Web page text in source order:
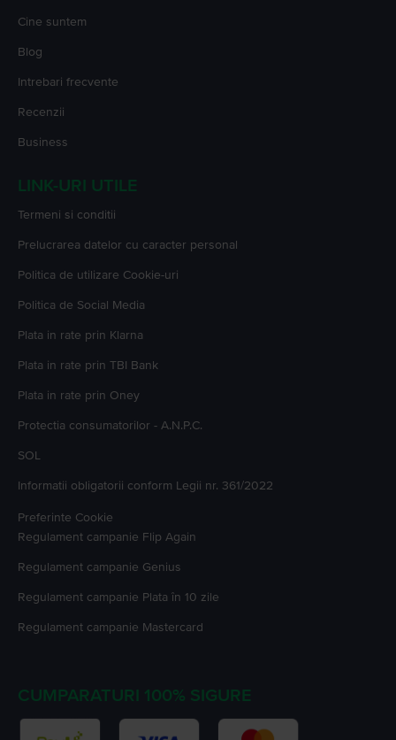
Cine suntem
Blog
Intrebari frecvente
Recenzii
Business
LINK-URI UTILE
Termeni si conditii
Prelucrarea datelor cu caracter personal
Politica de utilizare Cookie-uri
Politica de Social Media
Plata in rate prin Klarna
Plata in rate prin TBI Bank
Plata in rate prin Oney
Protectia consumatorilor - A.N.P.C.
SOL
Informatii obligatorii conform Legii nr. 361/2022
Preferinte Cookie
Regulament campanie Flip Again
Regulament campanie Genius
Regulament campanie Plata în 10 zile
Regulament campanie Mastercard
CUMPARATURI 100% SIGURE